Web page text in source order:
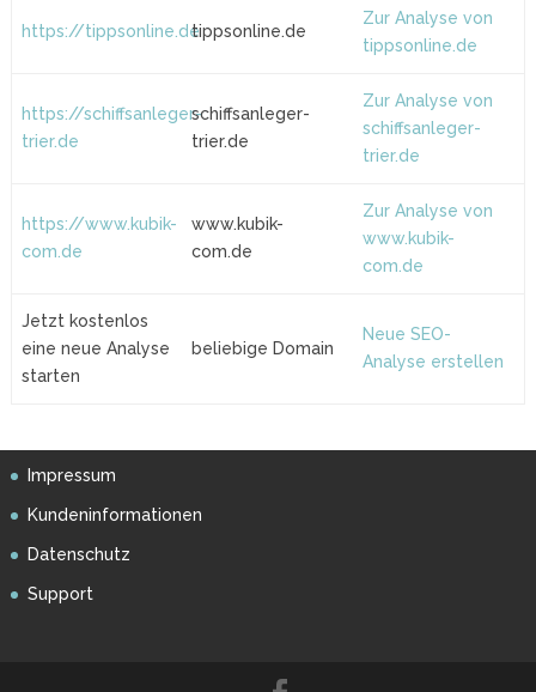
https://tippsonline.detippsonline.de
Zur Analyse von
tippsonline.de
https://schiffsanleger-
trier.de
schiffsanleger-
trier.de
Zur Analyse von
schiffsanleger-
trier.de
https://www.kubik-
com.de
www.kubik-
com.de
Zur Analyse von
www.kubik-
com.de
Jetzt kostenlos
eine neue Analyse
starten
beliebige Domain
Neue SEO-
Analyse erstellen
Impressum
Kundeninformationen
Datenschutz
Support